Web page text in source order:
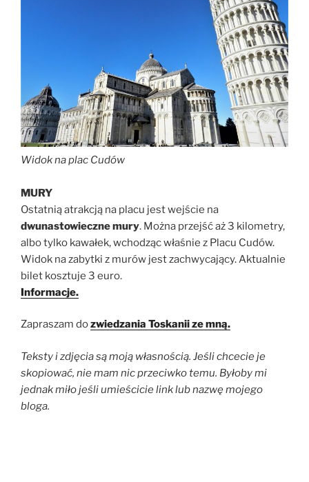
Widok na plac Cudów
MURY
Ostatnią atrakcją na placu jest wejście na
dwunastowieczne mury. Można przejść aż 3 kilometry,
albo tylko kawałek, wchodząc właśnie z Placu Cudów.
Widok na zabytki z murów jest zachwycający. Aktualnie
bilet kosztuje 3 euro.
Informacje.
Zapraszam dozwiedzania Toskanii ze mną.
Teksty i zdjęcia są moją własnością. Jeśli chcecie je
skopiować, nie mam nic przeciwko temu. Byłoby mi
jednak miło jeśli umieścicie link lub nazwę mojego
bloga.